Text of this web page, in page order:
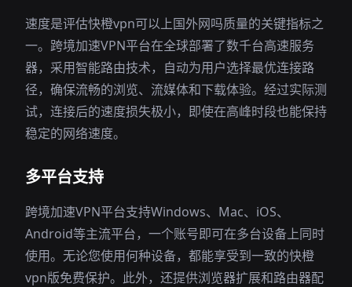
速度是评估快橙vpn可以上国外网吗质量的关键指标之
一。跨境加速VPN平台在全球部署了数千台高速服务
器，采用智能路由技术，自动为用户选择最优连接路
径，确保流畅的浏览、流媒体和下载体验。经过实际测
试，连接后的速度损失极小，即使在高峰时段也能保持
稳定的网络速度。
多平台支持
跨境加速VPN平台支持Windows、Mac、iOS、
Android等主流平台，一个账号即可在多台设备上同时
使用。无论您使用何种设备，都能享受到一致的快橙
vpn版免费保护。此外，还提供浏览器扩展和路由器配